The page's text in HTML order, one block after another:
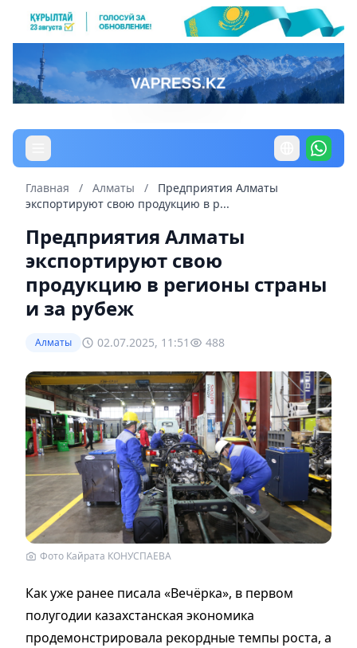
Главная / Алматы /
Предприятия Алматы
экспортируют свою продукцию в р...
Предприятия Алматы
экспортируют свою
продукцию в регионы страны
и за рубеж
Алматы 02.07.2025, 11:51 488
Фото Кайрата КОНУСПАЕВА
Как уже ранее писала «Вечёрка», в первом
полугодии казахстанская экономика
продемонстрировала рекордные темпы роста, а